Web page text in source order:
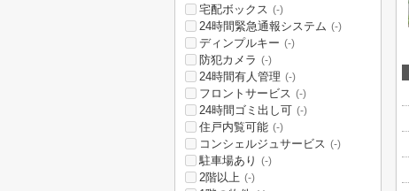
宅配ボックス (-)
24時間緊急通報システム (-)
ディンプルキー (-)
防犯カメラ (-)
24時間有人管理 (-)
フロントサービス (-)
24時間ゴミ出し可 (-)
住戸内覧可能 (-)
コンシェルジュサービス (-)
駐車場あり (-)
2階以上 (-)